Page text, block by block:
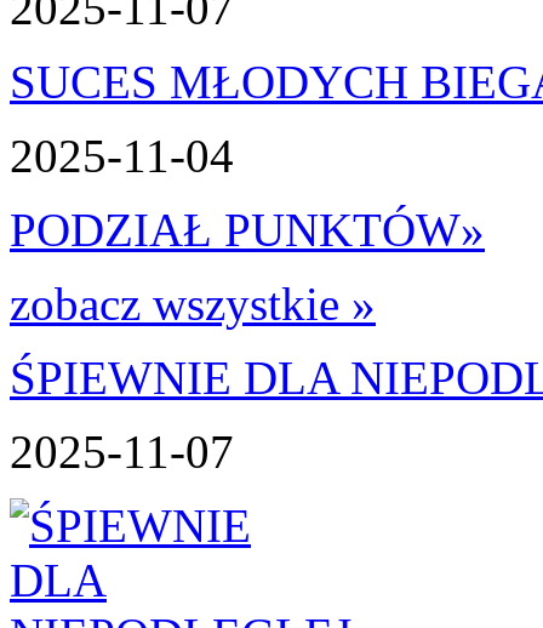
SUCES MŁODYCH
2025-11-04
PODZIAŁ PUNKTÓW»
zobacz wszystkie »
ŚPIEWNIE DLA
2025-11-07